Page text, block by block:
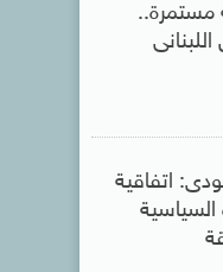
مستمرة..
اتفاقية